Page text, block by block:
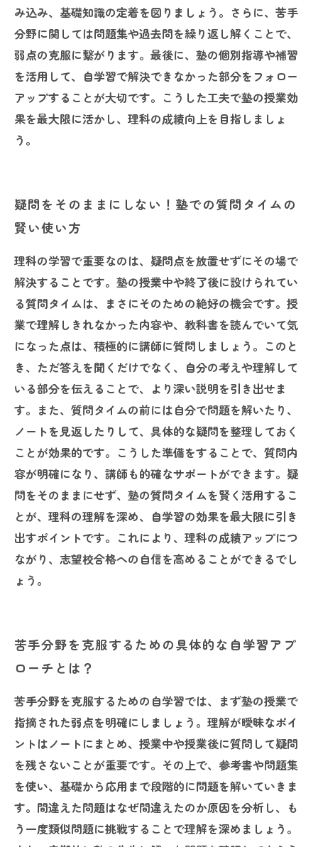
み込み、基礎知識の定着を図りましょう。さらに、苦手
分野に関しては問題集や過去問を繰り返し解くことで、
弱点の克服に繋がります。最後に、塾の個別指導や補習
を活用して、自学習で解決できなかった部分をフォロー
アップすることが大切です。こうした工夫で塾の授業効
果を最大限に活かし、理科の成績向上を目指しましょ
う。
疑問をそのままにしない！塾での質問タイムの
賢い使い方
理科の学習で重要なのは、疑問点を放置せずにその場で
解決することです。塾の授業中や終了後に設けられてい
る質問タイムは、まさにそのための絶好の機会です。授
業で理解しきれなかった内容や、教科書を読んでいて気
になった点は、積極的に講師に質問しましょう。このと
き、ただ答えを聞くだけでなく、自分の考えや理解して
いる部分を伝えることで、より深い説明を引き出せま
す。また、質問タイムの前には自分で問題を解いたり、
ノートを見返したりして、具体的な疑問を整理しておく
ことが効果的です。こうした準備をすることで、質問内
容が明確になり、講師も的確なサポートができます。疑
問をそのままにせず、塾の質問タイムを賢く活用するこ
とが、理科の理解を深め、自学習の効果を最大限に引き
出すポイントです。これにより、理科の成績アップにつ
ながり、志望校合格への自信を高めることができるでし
ょう。
苦手分野を克服するための具体的な自学習アプ
ローチとは？
苦手分野を克服するための自学習では、まず塾の授業で
指摘された弱点を明確にしましょう。理解が曖昧なポイ
ントはノートにまとめ、授業中や授業後に質問して疑問
を残さないことが重要です。その上で、参考書や問題集
を使い、基礎から応用まで段階的に問題を解いていきま
す。間違えた問題はなぜ間違えたのか原因を分析し、も
う一度類似問題に挑戦することで理解を深めましょう。